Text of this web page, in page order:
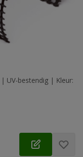
UV-bestendig | Kleur: